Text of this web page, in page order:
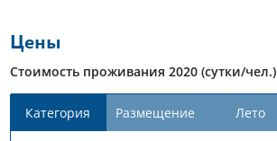
Цены
Стоимость проживания 2020 (сутки/чел.)
Категория Размещение Лето